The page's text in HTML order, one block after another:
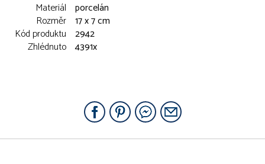
Materiál porcelán
Rozměr 17 x 7 cm
Kód produktu 2942
Zhlédnuto 4391x